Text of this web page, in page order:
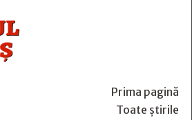
Prima pagină
Toate știrile